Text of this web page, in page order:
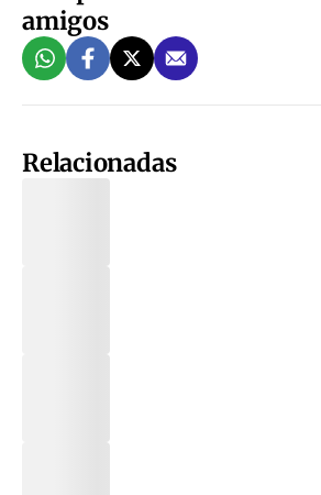
amigos
Relacionadas